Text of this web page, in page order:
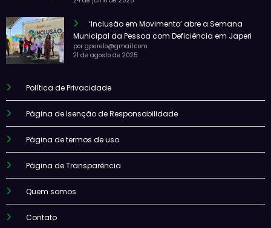
‘Inclusão em Movimento’ abre a Semana
Municipal da Pessoa com Deficiência em Japeri
por gperelo@gmail.com
21 de agosto de 2025
Política de Privacidade
Página de Isenção de Responsabilidade
Página de termos de uso
Página de Transparência
Quem somos
Contato